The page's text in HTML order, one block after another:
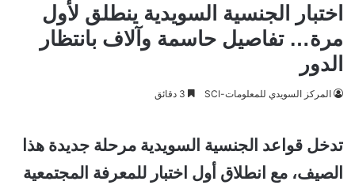
اختبار الجنسية السويدية ينطلق لأول
مرة… تفاصيل حاسمة وآلاف بانتظار
الدور
المركز السويدي للمعلومات-SCI
تدخل قواعد الجنسية السويدية مرحلة جديدة هذا
الصيف، مع انطلاق أول اختبار للمعرفة المجتمعية